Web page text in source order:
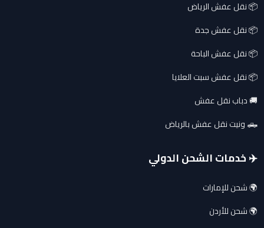
📦 نقل عفش الرياض
📦 نقل عفش جدة
📦 نقل عفش الباحة
📦 نقل عفش سبت العلايا
🚚 دباب نقل عفش
🛻 ونيت نقل عفش بالرياض
✈️ خدمات الشحن الدولي
🌍 شحن للإمارات
🌍 شحن للأردن